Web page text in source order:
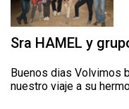
Sra HAMEL y
Buenos dias Volvimos
nuestro viaje a su